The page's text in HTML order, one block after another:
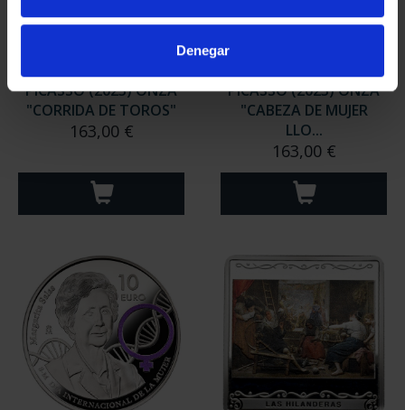
Denegar
PICASSO (2023) ONZA
"CORRIDA DE TOROS"
163,00 €
PICASSO (2023) ONZA
"CABEZA DE MUJER
LLO...
163,00 €